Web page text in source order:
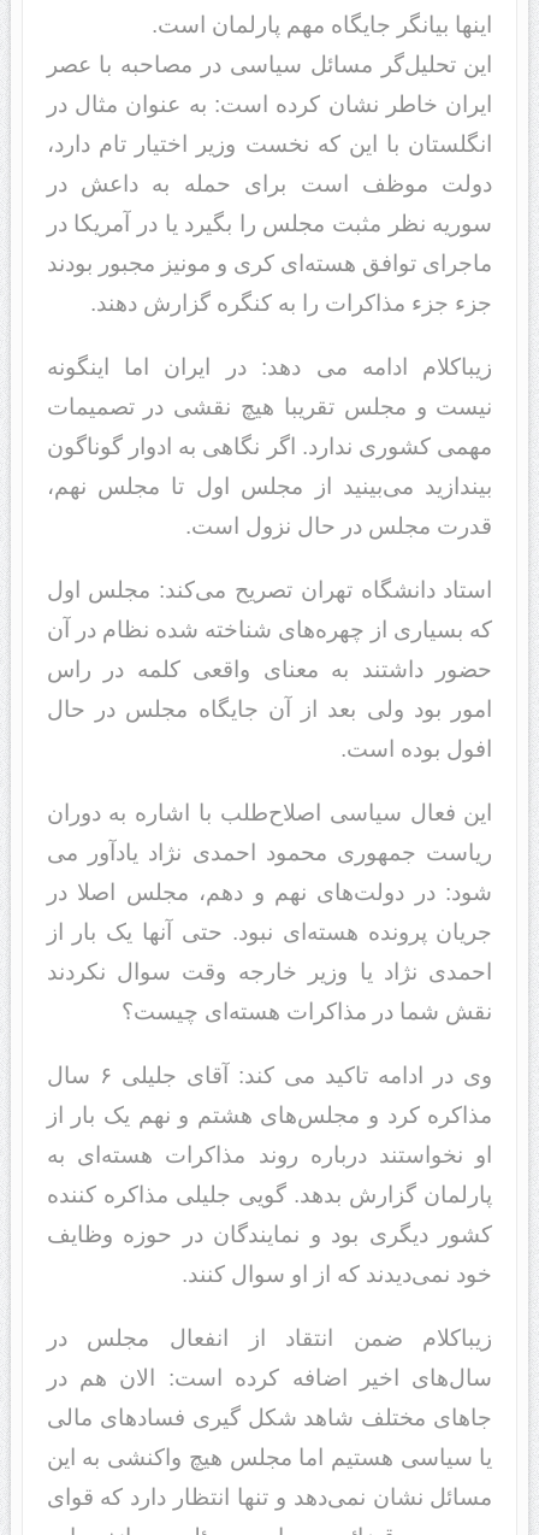
اینها بیانگر جایگاه مهم پارلمان است.
این تحلیل‌گر مسائل سیاسی در مصاحبه با عصر
ایران خاطر نشان کرده است: به عنوان مثال در
انگلستان با این که نخست وزیر اختیار تام دارد،
دولت موظف است برای حمله به داعش در
سوریه نظر مثبت مجلس را بگیرد یا در آمریکا در
ماجرای توافق هسته‌ای کری و مونیز مجبور بودند
جزء جزء مذاکرات را به کنگره گزارش دهند.
زیباکلام ادامه می دهد: در ایران اما اینگونه
نیست و مجلس تقریبا هیچ نقشی در تصمیمات
مهمی کشوری ندارد. اگر نگاهی به ادوار گوناگون
بیندازید می‌بینید از مجلس اول تا مجلس نهم،
قدرت مجلس در حال نزول است.
استاد دانشگاه تهران تصریح می‌کند: مجلس اول
که بسیاری از چهره‌های شناخته شده نظام در آن
حضور داشتند به معنای واقعی کلمه در راس
امور بود ولی بعد از آن جایگاه مجلس در حال
افول بوده است.
این فعال سیاسی اصلاح‌طلب با اشاره به دوران
ریاست جمهوری محمود احمدی نژاد یادآور می
شود: در دولت‌های نهم و دهم، مجلس اصلا در
جریان پرونده‌ هسته‌ای نبود. حتی آنها یک بار از
احمدی نژاد یا وزیر خارجه وقت سوال نکردند
نقش شما در مذاکرات هسته‌ای چیست؟
وی در ادامه تاکید می کند: آقای جلیلی ۶ سال
مذاکره کرد و مجلس‌های هشتم و نهم یک بار از
او نخواستند درباره روند مذاکرات‌ هسته‌ای به
پارلمان گزارش بدهد. گویی جلیلی مذاکره کننده
کشور دیگری بود و نمایندگان در حوزه وظایف
خود نمی‌دیدند که از او سوال کنند.
زیباکلام ضمن انتقاد از انفعال مجلس در
سال‌های اخیر اضافه کرده است: الان هم در
جاهای مختلف شاهد شکل گیری فسادهای مالی
یا سیاسی هستیم اما مجلس هیچ واکنشی به این
مسائل نشان نمی‌دهد و تنها انتظار دارد که قوای